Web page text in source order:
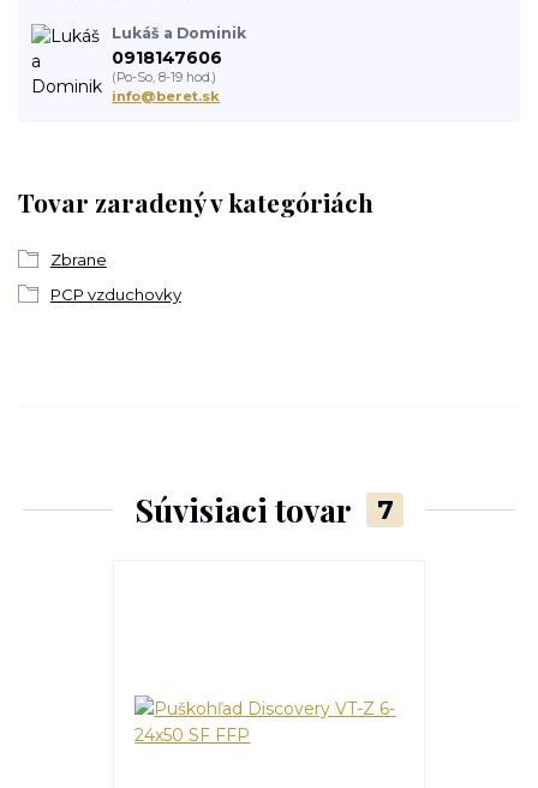
Tovar zaradený v kategóriách
Zbrane
PCP vzduchovky
Lukáš a Dominik
0918147606
(Po-So, 8-19 hod.)
info@beret.sk
Súvisiaci tovar 7